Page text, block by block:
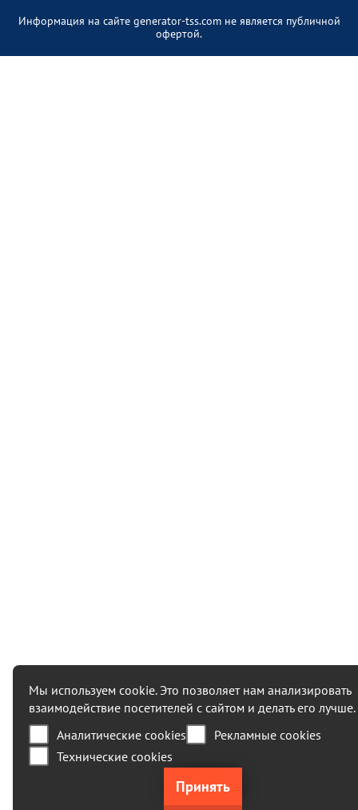
Информация на сайте generator-tss.com не является публичной
офертой.
Мы используем cookie. Это позволяет нам анализировать
взаимодействие посетителей с сайтом и делать его лучше.
Аналитические cookies
Рекламные cookies
Технические cookies